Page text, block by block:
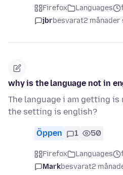
Firefox Languages
jbrbesvarat2 månader
why is the language not in
The language i am getting
the setting is english?
Öppen 1 50
Firefox Languages
Markbesvarat2